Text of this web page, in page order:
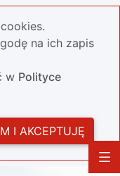
na ich zapis
w Polityce
I AKCEPTUJĘ